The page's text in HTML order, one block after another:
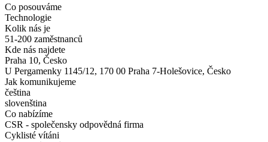
Co posouváme
Technologie
Kolik nás je
51-200 zaměstnanců
Kde nás najdete
Praha 10, Česko
U Pergamenky 1145/12, 170 00 Praha 7-Holešovice, Česko
Jak komunikujeme
čeština
slovenština
Co nabízíme
CSR - společensky odpovědná firma
Cyklisté vítáni